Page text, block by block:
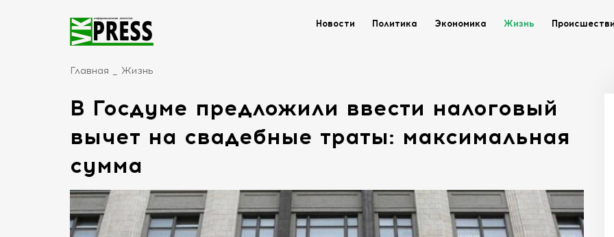
Новости Политика Экономика Жизнь
Главная Жизнь
В Госдуме предложили ввести налоговый
вычет на свадебные траты: максимальная
сумма